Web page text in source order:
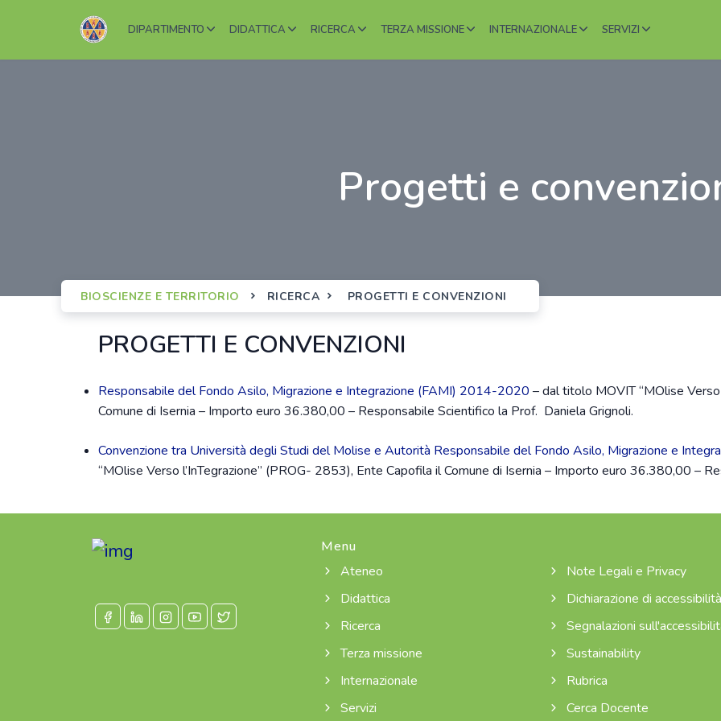
DIPARTIMENTO DIDATTICA RICERCA TERZA MISSIONE INTERNAZIONALE SERVIZI
progetti e
BIOSCIENZE E TERRITORIO RICERCA PROGETTI E CONVENZIONI
PROGETTI E CONVENZIONI
Responsabile del Fondo Asilo, Migrazione e Integrazione (FAMI) 2014-2020 – dal titolo MOVIT “MOlise
Comune di Isernia – Importo euro 36.380,00 – Responsabile Scientifico la Prof. Daniela Grignoli.
Convenzione tra Università degli Studi del Molise e Autorità Responsabile del Fondo Asilo, Migrazione e
“MOlise Verso l’InTegrazione” (PROG- 2853), Ente Capofila il Comune di Isernia – Importo euro 36.380,00 –
Menu
Ateneo
Didattica
Ricerca
Terza missione
Internazionale
Servizi
Note Legali e Privacy
Dichiarazione di accessibilità
Segnalazioni
Sustainability
Rubrica
Cerca Docente